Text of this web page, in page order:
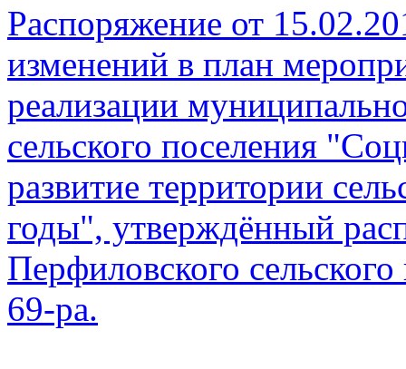
Распоряжение от
изменений в план
реализации
сельского поселения
развитие территории
годы", утверждённый
Перфиловского
69-ра.